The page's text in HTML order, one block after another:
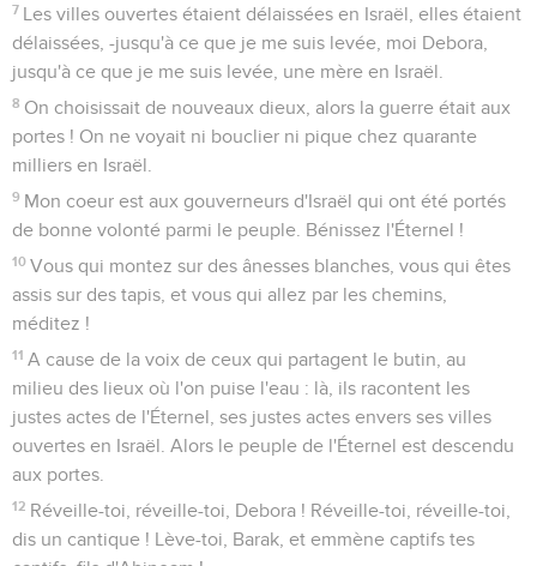
7 Les villes ouvertes étaient délaissées en Israël, elles étaient
délaissées, -jusqu'à ce que je me suis levée, moi Debora,
jusqu'à ce que je me suis levée, une mère en Israël.
8 On choisissait de nouveaux dieux, alors la guerre était aux
portes ! On ne voyait ni bouclier ni pique chez quarante
milliers en Israël.
9 Mon coeur est aux gouverneurs d'Israël qui ont été portés
de bonne volonté parmi le peuple. Bénissez l'Éternel !
10 Vous qui montez sur des ânesses blanches, vous qui êtes
assis sur des tapis, et vous qui allez par les chemins,
méditez !
11 A cause de la voix de ceux qui partagent le butin, au
milieu des lieux où l'on puise l'eau : là, ils racontent les
justes actes de l'Éternel, ses justes actes envers ses villes
ouvertes en Israël. Alors le peuple de l'Éternel est descendu
aux portes.
12 Réveille-toi, réveille-toi, Debora ! Réveille-toi, réveille-toi,
dis un cantique ! Lève-toi, Barak, et emmène captifs tes